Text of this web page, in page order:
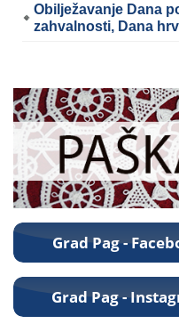
U svrhu
Grada Paga, Stipe
Obilježavanje Dana
zahvalnosti, Dana